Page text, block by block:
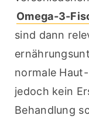
Omega-3-
sind dann
normale
jedoch kein
Behandlung